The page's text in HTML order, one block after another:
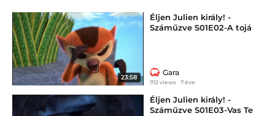
23:58
Éljen Julien király! -
Száműzve S01E02-A tojá
Gara
1112 views 7 éve
Éljen Julien király! -
Száműzve S01E03-Vas Te